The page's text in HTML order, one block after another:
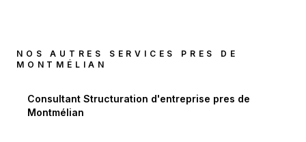
NOS AUTRES SERVICES PRES DE
MONTMÉLIAN
Consultant Structuration d'entreprise pres de
Montmélian